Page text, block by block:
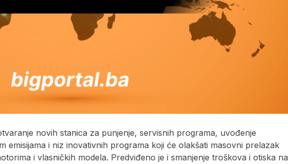
novih stanica za punjenje, servisnih programa, uvođenje
emisijama i niz inovativnih programa koji će olakšati masovni prelazak
i vlasničkih modela. Predviđeno je i smanjenje troškova i otiska na